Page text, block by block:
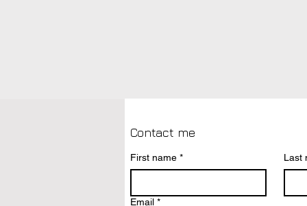
Contact me
First name * Last
Email *